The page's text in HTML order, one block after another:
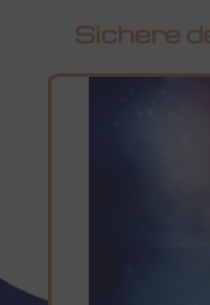
Sichere